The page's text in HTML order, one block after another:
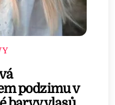
podzimu v